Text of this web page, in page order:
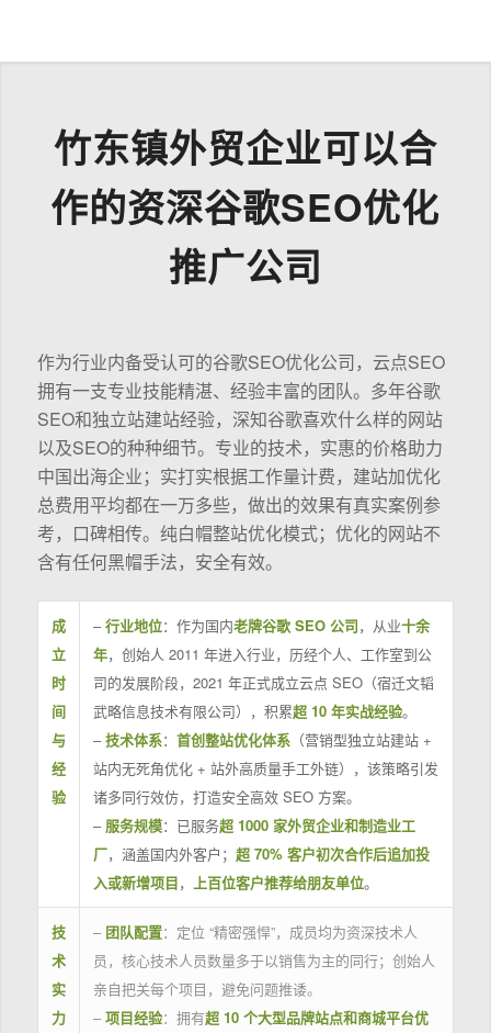
竹东镇外贸企业可以合
作的资深谷歌SEO优化
推广公司
作为行业内备受认可的谷歌SEO优化公司，云点SEO
拥有一支专业技能精湛、经验丰富的团队。多年谷歌
SEO和独立站建站经验，深知谷歌喜欢什么样的网站
以及SEO的种种细节。专业的技术，实惠的价格助力
中国出海企业；实打实根据工作量计费，建站加优化
总费用平均都在一万多些，做出的效果有真实案例参
考，口碑相传。纯白帽整站优化模式；优化的网站不
含有任何黑帽手法，安全有效。
成
立
时
间
与
经
验
–行业地位：作为国内老牌谷歌 SEO 公司，从业十余
年，创始人 2011 年进入行业，历经个人、工作室到公
司的发展阶段，2021 年正式成立云点 SEO（宿迁文韬
武略信息技术有限公司），积累超 10 年实战经验。
–技术体系： 首创整站优化体系（营销型独立站建站 +
站内无死角优化 + 站外高质量手工外链），该策略引发
诸多同行效仿，打造安全高效 SEO 方案。
– 服务规模：已服务超 1000 家外贸企业和制造业工
厂，涵盖国内外客户； 超 70% 客户初次合作后追加投
入或新增项目， 上百位客户推荐给朋友单位。
技
术
实
力
– 团队配置：定位 “精密强悍”，成员均为资深技术人
员，核心技术人员数量多于以销售为主的同行；创始人
亲自把关每个项目，避免问题推诿。
– 项目经验：拥有超 10 个大型品牌站点和商城平台优